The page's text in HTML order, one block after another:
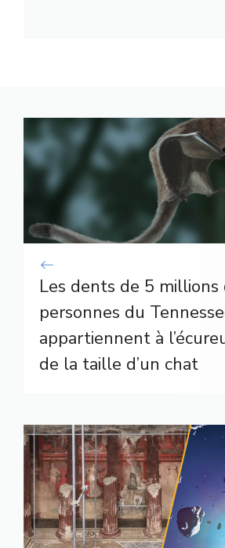
Les dents de 5 millions
personnes du
appartiennent à
de la taille d’un chat